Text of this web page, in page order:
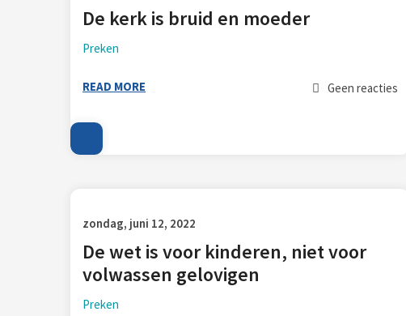
De kerk is bruid en moeder
Preken
READ MORE Geen reacties
zondag, juni 12, 2022
De wet is voor kinderen, niet voor
volwassen gelovigen
Preken